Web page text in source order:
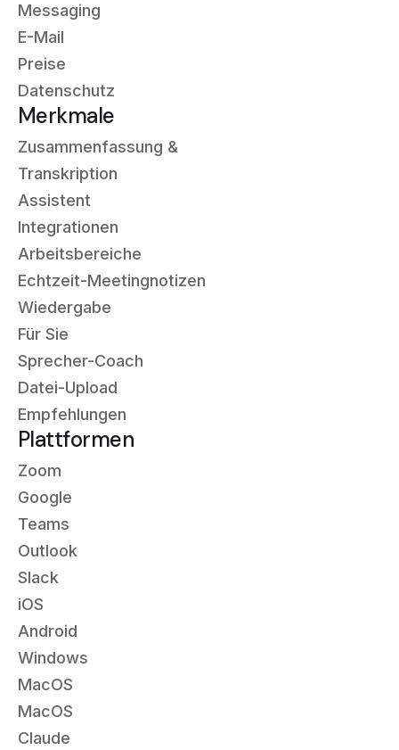
Messaging
E-Mail
Preise
Datenschutz
Merkmale
Zusammenfassung &
Transkription
Assistent
Integrationen
Arbeitsbereiche
Echtzeit-Meetingnotizen
Wiedergabe
Für Sie
Sprecher-Coach
Datei-Upload
Empfehlungen
Plattformen
Zoom
Google
Teams
Outlook
Slack
iOS
Android
Windows
MacOS
MacOS
Claude